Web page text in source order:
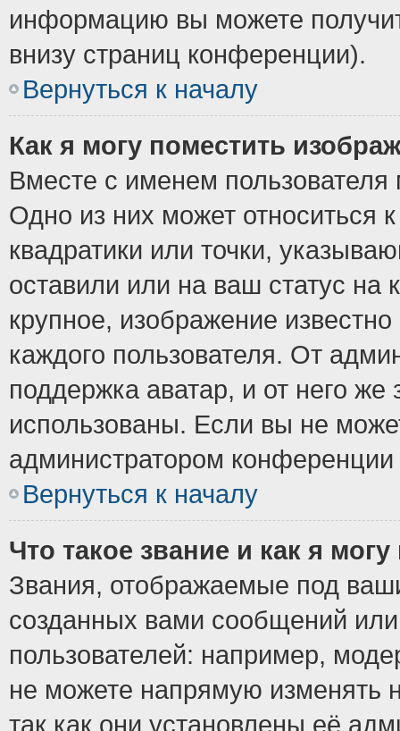
информацию вы можете
внизу страниц конференции).
Вернуться к началу
Как я могу поместить
Вместе с именем пользователя
Одно из них может относиться
квадратики или точки,
оставили или на ваш статус
крупное, изображение
каждого пользователя. От
поддержка аватар, и от него же
использованы. Если вы не
администратором
Вернуться к началу
Что такое звание и как я
Звания, отображаемые под
созданных вами сообщений
пользователей: например,
не можете напрямую изменять
так как они установлены её